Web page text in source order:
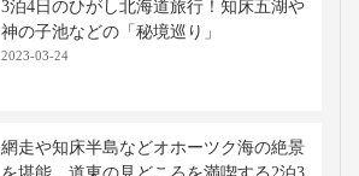
3泊4日のひがし北海道旅行！知床五湖や
神の子池などの「秘境巡り」
2023-03-24
網走や知床半島などオホーツク海の絶景